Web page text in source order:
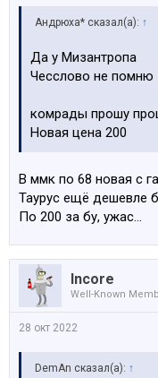
Андрюха* сказал(а): ↑
Да у Мизантропа
Чесслово не помню
комрады прошу
Новая цена 200
В ммк по 68 новая с
Таурус ещё дешевле
По 200 за бу, ужас...
Incore
Well-Known
28 окт 2022
DemAn сказал(а): ↑